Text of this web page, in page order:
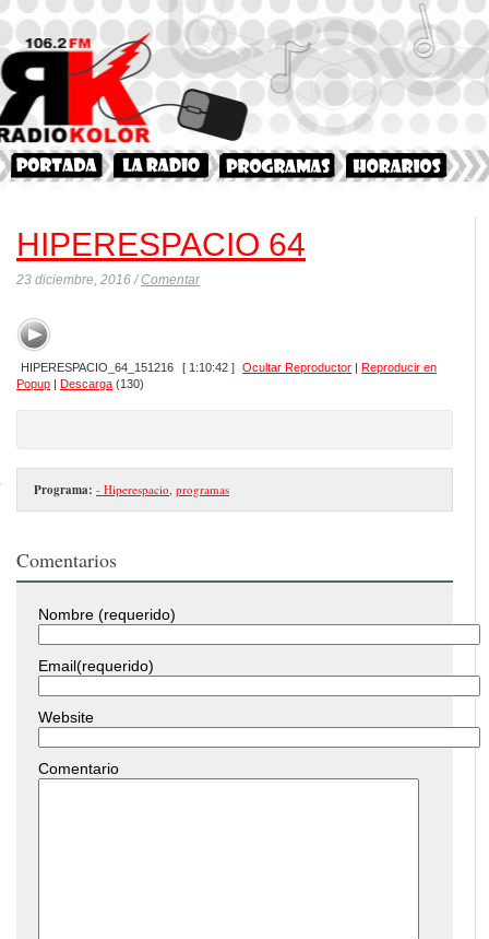
HIPERESPACIO 64
23 diciembre, 2016 /Comentar
HIPERESPACIO_64_151216 [ 1:10:42 ] Ocultar Reproductor |Reproducir en
Popup | Descarga (130)
Programa: - Hiperespacio programas
Comentarios
Nombre (requerido)
Email(requerido)
Website
Comentario